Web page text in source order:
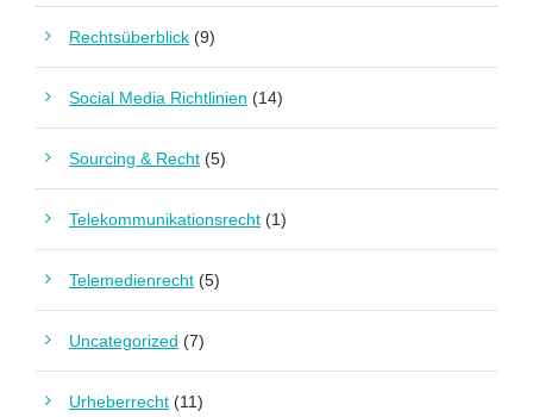
Rechtsüberblick (9)
Social Media Richtlinien (14)
Sourcing & Recht (5)
Telekommunikationsrecht (1)
Telemedienrecht (5)
Uncategorized (7)
Urheberrecht (11)